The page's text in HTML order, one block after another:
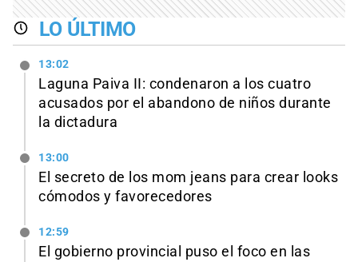
LO ÚLTIMO
13:02
Laguna Paiva II: condenaron a los cuatro
acusados por el abandono de niños durante
la dictadura
13:00
El secreto de los mom jeans para crear looks
cómodos y favorecedores
12:59
El gobierno provincial puso el foco en las